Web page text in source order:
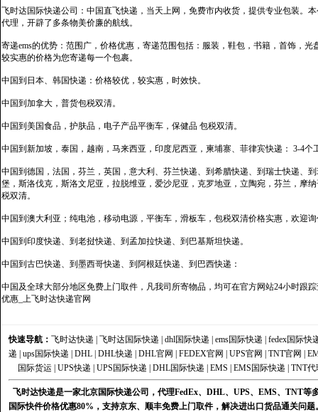
飞时达国际快递公司：中国直飞快递，当天上网，免费市内收货，提供专业包装。
代理，开辟了多条物美价廉的航线。
寄递ems的优势：范围广，价格优惠，寄递范围包括：服装，鞋包，书籍，首饰，
较实惠的价格为您寄递每一个包裹。
中国到日本、韩国快递：价格较优，较实惠，时效快。
中国到加拿大，普货包税双清。
中国到美国食品，护肤品，电子产品平衡车，保健品 包税双清。
中国到新加坡，泰国，越南，马来西亚，印度尼西亚，柬埔寨、菲律宾快递： 3-4个
中国到德国，法国，芬兰，英国，意大利、芬兰快递、到希腊快递、到瑞士快递、
堡，斯洛伐克，斯洛文尼亚，拉脱维亚，爱沙尼亚，克罗地亚，立陶宛，芬兰，摩
税双清。
中国到澳大利亚；纯电池，移动电源，平衡车，滑板车，包税双清价格实惠，欢迎
中国到印度快递、到老挝快递、到孟加拉快递、到巴基斯坦快递。
中国到古巴快递、到墨西哥快递、到阿根廷快递、到巴西快递：
中国及全球大部分地区免费上门取件，凡我司所寄物品，均可在官方网站24小时跟
优惠_上飞时达快递官网
快速导航： 飞时达快递 飞时达国际快递 dhl国际快递 ems国际快递
fedex国际快
递
ups国际快递 DHL DHL快递 DHL官网 FEDEX官网 UPS官网 TNT官网
国际货运| UPS快递 UPS国际快递 DHL国际快递 EMS EMS国际快递 TNT代
飞时达快递是一家北京国际快递公司，代理FedEx、DHL、UPS、EMS、TNT
国际快件价格优惠80%，支持京东、顺丰免费上门取件，解决进出口货品通关问题